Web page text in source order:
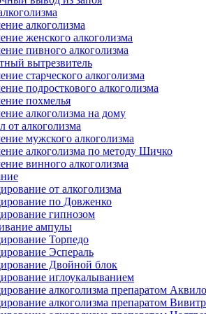
алкоголизма
женского алкоголизма
пивного алкоголизма
вытрезвитель
старческого алкоголизма
подросткового алкоголизма
похмелья
алкоголизма на дому
от алкоголизма
мужского алкоголизма
алкоголизма по методу Шичко
винного алкоголизма
от алкоголизма
по Довженко
гипнозом
ампулы
Торпедо
Эспераль
Двойной блок
иглоукалыванием
алкоголизма препаратом
алкоголизма препаратом